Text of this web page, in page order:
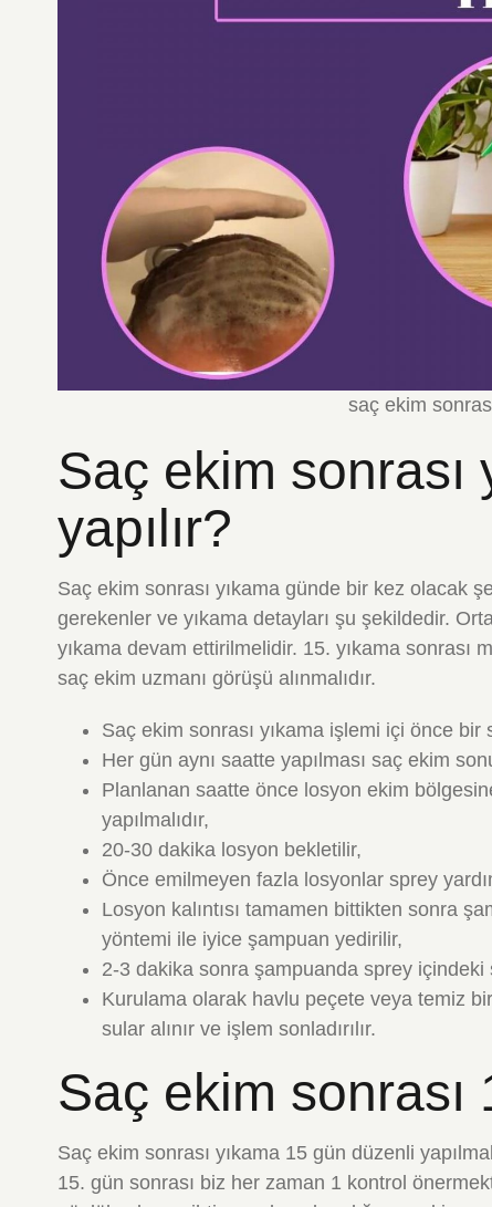
saç ekim
Saç ekim sonrası
yapılır?
Saç ekim sonrası yıkama günde bir kez olacak
gerekenler ve yıkama detayları şu şekildedir.
yıkama devam ettirilmelidir. 15. yıkama
saç ekim uzmanı görüşü alınmalıdır.
Saç ekim sonrası yıkama işlemi içi önce bir
Her gün aynı saatte yapılması saç ekim
Planlanan saatte önce losyon ekim
yapılmalıdır,
20-30 dakika losyon bekletilir,
Önce emilmeyen fazla losyonlar sprey
Losyon kalıntısı tamamen bittikten sonra
yöntemi ile iyice şampuan yedirilir,
2-3 dakika sonra şampuanda sprey
Kurulama olarak havlu peçete veya temiz
sular alınır ve işlem sonladırılır.
Saç ekim sonrası
Saç ekim sonrası yıkama 15 gün düzenli
15. gün sonrası biz her zaman 1 kontrol